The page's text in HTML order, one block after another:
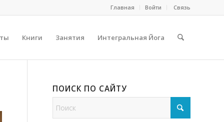
Главная Войти Cвязь
Книги Занятия Интегральная Йога
ПОИСК ПО САЙТУ